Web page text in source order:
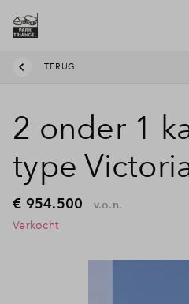
TERUG
2 onder 1
type
€ 954.500
v.o.n.
Verkocht